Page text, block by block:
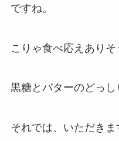
ですね。
こりゃ食べ応えありそ
黒糖とバターのどっし
それでは、いただきま